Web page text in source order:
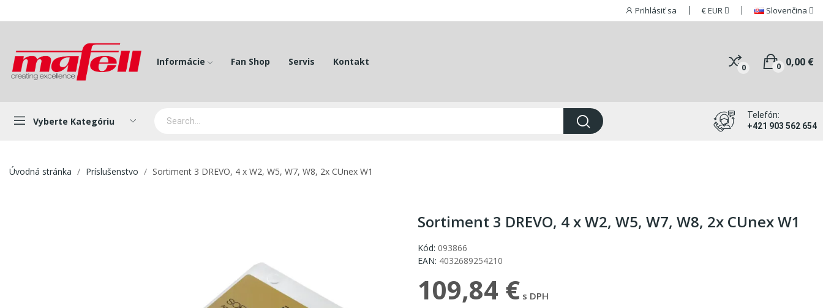
Prihlásiť sa €EUR Slovenčina
Informácie Fan Shop Servis Kontakt
0 0,00 €
0
Vyberte Kategóriu
Telefón:
+421 903 562 654
Úvodná stránka Príslušenstvo Sortiment 3 DREVO, 4 x W2, W5, W7, W8, 2x CUnex W1
Sortiment 3 DREVO, 4 x W2, W5, W7, W8, 2x CUnex W1
Kód: 093866
EAN: 4032689254210
109,84 € s DPH